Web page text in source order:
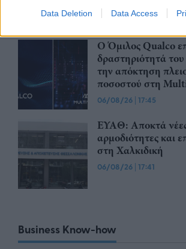
Data Deletion Data Access
06/08/26
Ο Όμιλος Qualco
δραστηριότητά
την απόκτηση
ποσοστού στη
06/08/26 | 17:45
ΕΥΑΘ: Αποκτά
αρμοδιότητες και
στη Χαλκιδική
06/08/26 | 17:41
Business Know-how